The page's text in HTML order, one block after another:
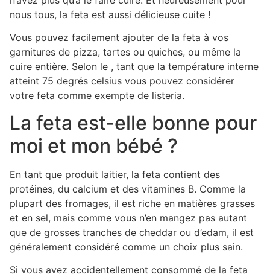
nous tous, la feta est aussi délicieuse cuite !
Vous pouvez facilement ajouter de la feta à vos
garnitures de pizza, tartes ou quiches, ou même la
cuire entière. Selon le , tant que la température interne
atteint 75 degrés celsius vous pouvez considérer
votre feta comme exempte de listeria.
La feta est-elle bonne pour
moi et mon bébé ?
En tant que produit laitier, la feta contient des
protéines, du calcium et des vitamines B. Comme la
plupart des fromages, il est riche en matières grasses
et en sel, mais comme vous n’en mangez pas autant
que de grosses tranches de cheddar ou d’edam, il est
généralement considéré comme un choix plus sain.
Si vous avez accidentellement consommé de la feta